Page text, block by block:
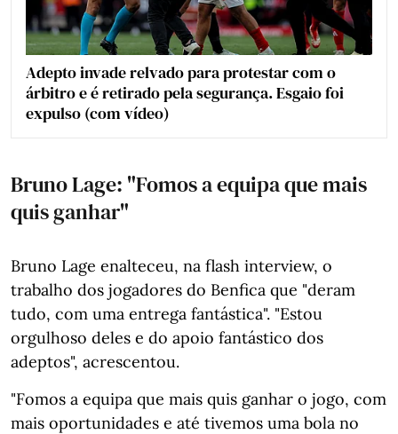
Adepto invade relvado para protestar com o
árbitro e é retirado pela segurança. Esgaio foi
expulso (com vídeo)
Bruno Lage: "Fomos a equipa que mais
quis ganhar"
Bruno Lage enalteceu, na flash interview, o
trabalho dos jogadores do Benfica que "deram
tudo, com uma entrega fantástica". "Estou
orgulhoso deles e do apoio fantástico dos
adeptos", acrescentou.
"Fomos a equipa que mais quis ganhar o jogo, com
mais oportunidades e até tivemos uma bola no